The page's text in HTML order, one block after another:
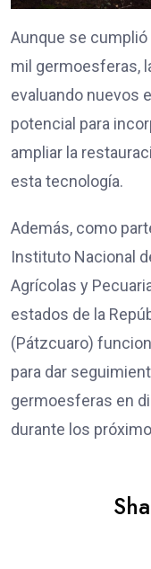
Aunque se
mil germoesferas,
evaluando nuevos
potencial para
ampliar la
esta tecnología.
Además, como
Instituto Nacional
Agrícolas y
estados de la
(Pátzcuaro)
para dar
germoesferas en
durante los